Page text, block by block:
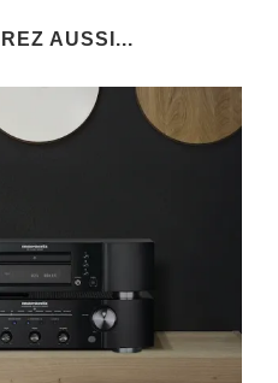
AUSSI...